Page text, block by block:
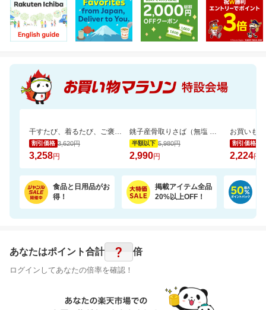
干すたび、着るたび、ご褒美の香り。洗浄・抗菌・消臭・柔軟・香りを1粒に凝縮。
割引価格 3,620円
3,258円
銚子産骨取りさば（無塩 選べる1kg・2kg）【骨取り魚の飯田商店】
半額以下 5,980円
2,990円
割引価格
2,224円
食品と日用品がお
得！
掲載アイテム全品
20%以上OFF！
あなたはポイント合計 ? 倍
ログインしてあなたの倍率を確認！